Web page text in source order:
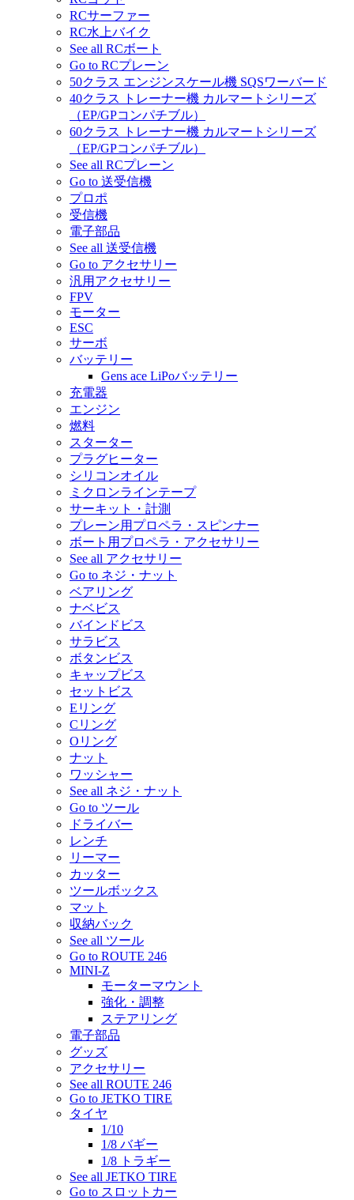
RCサーファー
RC水上バイク
See all RCボート
Go to RCプレーン
50クラス エンジンスケール機 SQSワーバード
40クラス トレーナー機 カルマートシリーズ
（EP/GPコンパチブル）
60クラス トレーナー機 カルマートシリーズ
（EP/GPコンパチブル）
See all RCプレーン
Go to 送受信機
プロポ
受信機
電子部品
See all 送受信機
Go to アクセサリー
汎用アクセサリー
FPV
モーター
ESC
サーボ
バッテリー
Gens ace LiPoバッテリー
充電器
エンジン
燃料
スターター
プラグヒーター
シリコンオイル
ミクロンラインテープ
サーキット・計測
プレーン用プロペラ・スピンナー
ボート用プロペラ・アクセサリー
See all アクセサリー
Go to ネジ・ナット
ベアリング
ナベビス
バインドビス
サラビス
ボタンビス
キャップビス
セットビス
Eリング
Cリング
Oリング
ナット
ワッシャー
See all ネジ・ナット
Go to ツール
ドライバー
レンチ
リーマー
カッター
ツールボックス
マット
収納バック
See all ツール
Go to ROUTE 246
MINI-Z
モーターマウント
強化・調整
ステアリング
電子部品
グッズ
アクセサリー
See all ROUTE 246
Go to JETKO TIRE
タイヤ
1/10
1/8 バギー
1/8 トラギー
See all JETKO TIRE
Go to スロットカー